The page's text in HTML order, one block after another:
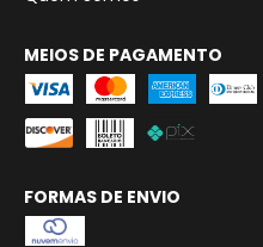
MEIOS DE PAGAMENTO
FORMAS DE ENVIO